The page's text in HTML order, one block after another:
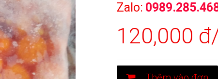
Zalo:
120,000